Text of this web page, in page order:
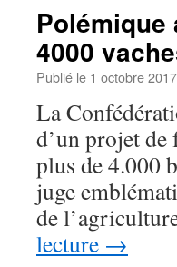
4000
Publié le 1 octobre 2017
La
d’un projet
plus de 4.000
juge
de
lecture →